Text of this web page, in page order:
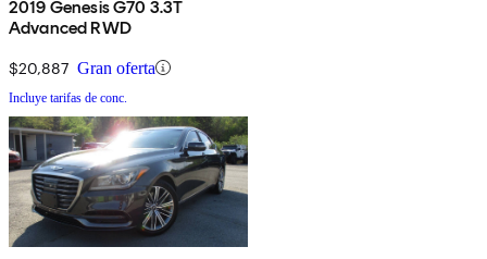
2019 Genesis G70 3.3T
Advanced RWD
$20,887 Gran oferta
Incluye tarifas de conc.